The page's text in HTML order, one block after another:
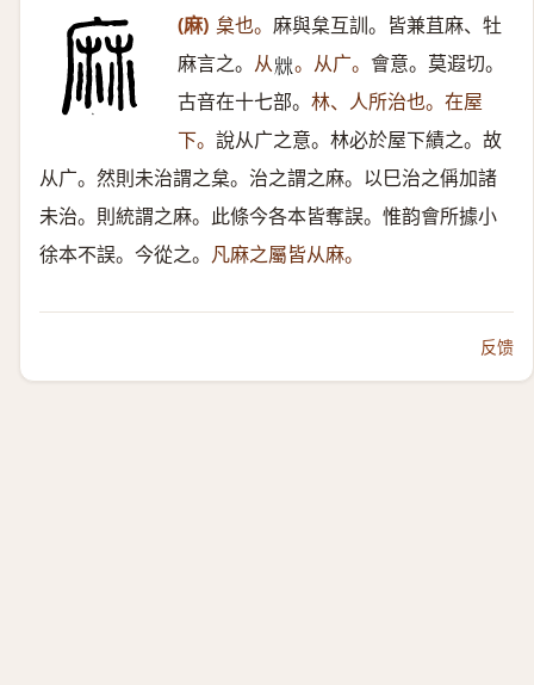
(麻) 枲也。 麻與枲互訓。皆兼苴麻、牡
麻言之。 从𣑼 。从广。 會意。莫遐切。
古音在十七部。 林、人所治也。在屋
下。 說从广之意。林必於屋下績之。故
从广。然則未治謂之枲。治之謂之麻。以巳治之偁加諸
未治。則統謂之麻。此條今各本皆奪誤。惟韵會所據小
徐本不誤。今從之。 凡麻之屬皆从麻。
反馈